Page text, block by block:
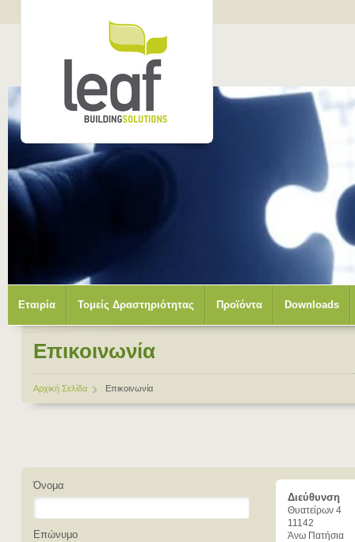
Εταιρία Τομείς Δραστηριότητας Προϊόντα Downloads
Επικοινωνία
Αρχική Σελίδα Επικοινωνία
Όνομα
Επώνυμο
Διεύθυνση
Θυατείρων 4
11142
Άνω Πατήσια